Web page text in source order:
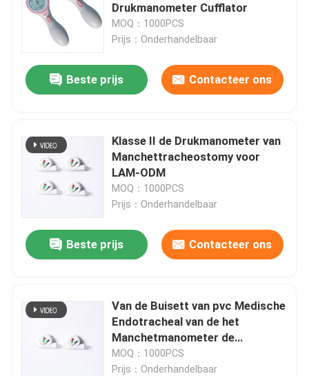
Drukmanometer Cufflator
MOQ：1000PCS
Prijs：Onderhandelbaar
Beste prijs Contacteer ons
Klasse II de Drukmanometer van
Manchettracheostomy voor
LAM-ODM
MOQ：1000PCS
Prijs：Onderhandelbaar
Beste prijs Contacteer ons
Van de Buisett van pvc Medische
Endotracheal van de het
Manchetmanometer de
Drukmonitor
MOQ：1000PCS
Prijs：Onderhandelbaar